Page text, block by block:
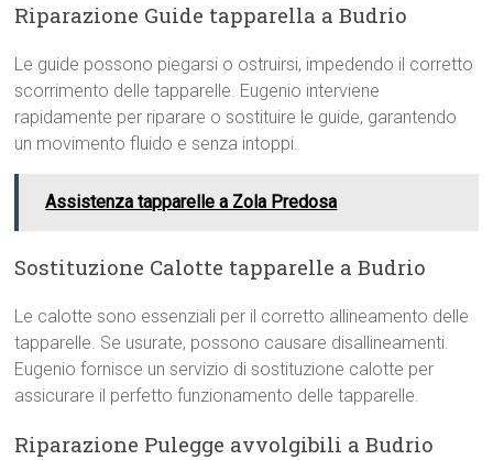
Riparazione Guide tapparella a Budrio
Le guide possono piegarsi o ostruirsi, impedendo il corretto
scorrimento delle tapparelle. Eugenio interviene
rapidamente per riparare o sostituire le guide, garantendo
un movimento fluido e senza intoppi.
Assistenza tapparelle a Zola Predosa
Sostituzione Calotte tapparelle a Budrio
Le calotte sono essenziali per il corretto allineamento delle
tapparelle. Se usurate, possono causare disallineamenti.
Eugenio fornisce un servizio di sostituzione calotte per
assicurare il perfetto funzionamento delle tapparelle.
Riparazione Pulegge avvolgibili a Budrio